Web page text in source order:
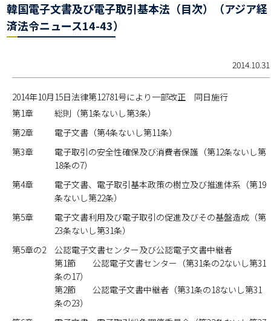
韓国電子文書及び電子取引基本法（目次）（アジア経
済法令ニュース14-43）
2014.10.31
2014年10月15日法律第12781号により一部改正 同日施行
第1章
総則（第1条ないし第3条）
第2章
電子文書（第4条ないし第11条）
第3章
電子取引の安全性確保及び消費者保護（第12条ないし第
18条の7）
第4章
電子文書、電子取引基本政策の樹立及び推進体系（第19
条ないし第22条）
第5章
電子文書利用及び電子取引の促進及びその基盤造成（第
23条ないし第31条）
第5章の2
公認電子文書センター及び公認電子文書中継者
第1節 公認電子文書センター（第31条の2ないし第31
条の17）
第2節 公認電子文書中継者（第31条の18ないし第31
条の23）